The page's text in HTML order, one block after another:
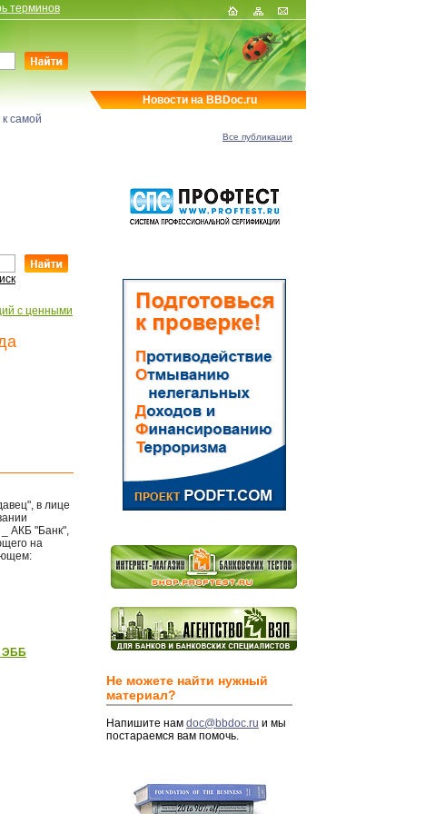
терминов
самой
с ценными
в лице
АКБ "Банк",
на
ЭББ
Новости на BBDoc.ru
Все публикации
Не можете найти нужный
материал?
Напишите нам doc@bbdoc.ru и мы
постараемся вам помочь.